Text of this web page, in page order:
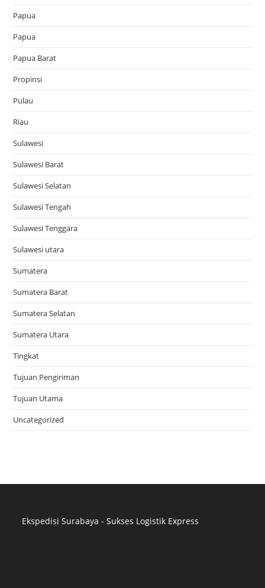
Papua
Papua
Papua Barat
Propinsi
Pulau
Riau
Sulawesi
Sulawesi Barat
Sulawesi Selatan
Sulawesi Tengah
Sulawesi Tenggara
Sulawesi utara
Sumatera
Sumatera Barat
Sumatera Selatan
Sumatera Utara
Tingkat
Tujuan Pengiriman
Tujuan Utama
Uncategorized
Ekspedisi Surabaya - Sukses Logistik Express